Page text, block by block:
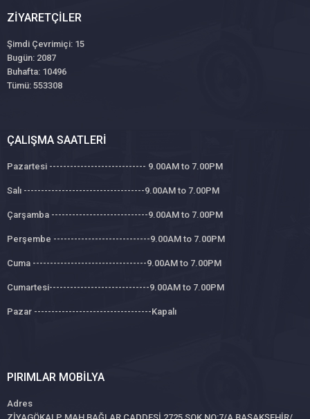
ZIYARETÇILER
Şimdi Çevrimiçi: 15
Bugün: 2087
Buhafta: 10496
Tümü: 553308
ÇALIŞMA SAATLERI
Pazartesi ---------------------------- 9.00AM to 7.00PM
Salı -----------------------------------9.00AM to 7.00PM
Çarşamba ----------------------------9.00AM to 7.00PM
Perşembe ----------------------------9.00AM to 7.00PM
Cuma ---------------------------------9.00AM to 7.00PM
Cumartesi-----------------------------9.00AM to 7.00PM
Pazar ----------------------------------Kapalı
PIRIMLAR MOBILYA
Adres